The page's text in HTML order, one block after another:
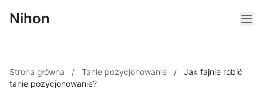
Nihon
Strona główna / Tanie pozycjonowanie /
Jak fajnie robić
tanie pozycjonowanie?